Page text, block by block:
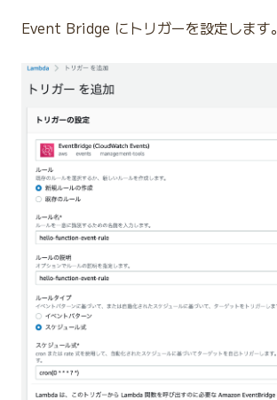
Event Bridge にトリガーを設定します。